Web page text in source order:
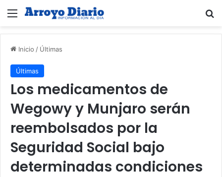
Menú
Inicio / Últimas
Últimas
Los medicamentos de
Wegowy y Munjaro serán
reembolsados ​​por la
Seguridad Social bajo
determinadas condiciones